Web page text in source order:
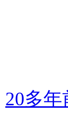
20多